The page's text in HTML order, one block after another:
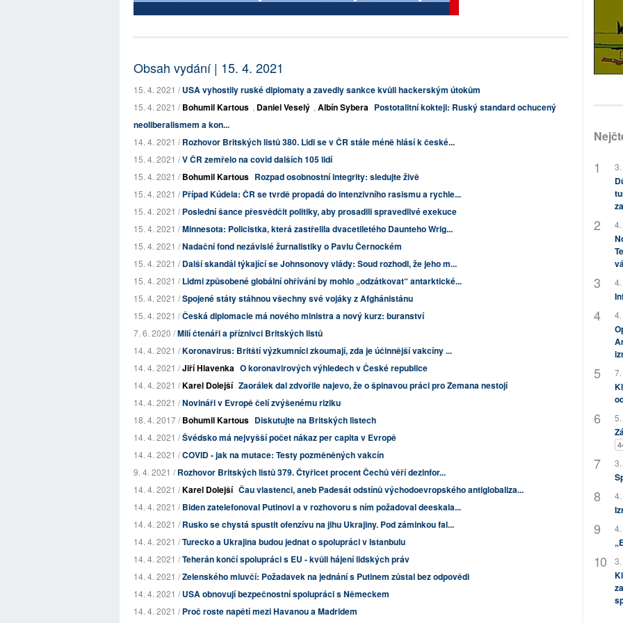
Obsah vydání | 15. 4. 2021
15. 4. 2021 /USA vyhostily ruské diplomaty a zavedly sankce kvůli hackerským útokům
15. 4. 2021 /Bohumil Kartous , Daniel Veselý , Albín Sybera Postotalitní koktejl: Ruský standard ochucený
neoliberalismem a kon...
14. 4. 2021 /Rozhovor Britských listů 380. Lidi se v ČR stále méně hlásí k české...
15. 4. 2021 /V ČR zemřelo na covid dalších 105 lidí
15. 4. 2021 /Bohumil Kartous Rozpad osobnostní integrity: sledujte živě
15. 4. 2021 /Případ Kúdela: ČR se tvrdě propadá do intenzivního rasismu a rychle...
15. 4. 2021 /Poslední šance přesvědčit politiky, aby prosadili spravedlivé exekuce
15. 4. 2021 /Minnesota: Policistka, která zastřelila dvacetiletého Daunteho Wrig...
15. 4. 2021 /Nadační fond nezávislé žurnalistiky o Pavlu Černockém
15. 4. 2021 /Další skandál týkající se Johnsonovy vlády: Soud rozhodl, že jeho m...
15. 4. 2021 /Lidmi způsobené globální ohřívání by mohlo „odzátkovat“ antarktické...
15. 4. 2021 /Spojené státy stáhnou všechny své vojáky z Afghánistánu
15. 4. 2021 /Česká diplomacie má nového ministra a nový kurz: buranství
7. 6. 2020 /Milí čtenáři a příznivci Britských listů
14. 4. 2021 /Koronavirus: Britští výzkumníci zkoumají, zda je účinnější vakcíny ...
14. 4. 2021 /Jiří Hlavenka O koronavirových výhledech v České republice
14. 4. 2021 /Karel Dolejší Zaorálek dal zdvořile najevo, že o špinavou práci pro Zemana nestojí
14. 4. 2021 /Novináři v Evropě čelí zvýšenému riziku
18. 4. 2017 /Bohumil Kartous Diskutujte na Britských listech
14. 4. 2021 /Švédsko má nejvyšší počet nákaz per capita v Evropě
14. 4. 2021 /COVID - jak na mutace: Testy pozměněných vakcín
9. 4. 2021 /Rozhovor Britských listů 379. Čtyřicet procent Čechů věří dezinfor...
14. 4. 2021 /Karel Dolejší Čau vlastenci, aneb Padesát odstínů východoevropského antiglobaliza...
14. 4. 2021 /Biden zatelefonoval Putinovi a v rozhovoru s ním požadoval deeskala...
14. 4. 2021 /Rusko se chystá spustit ofenzívu na jihu Ukrajiny. Pod záminkou fal...
14. 4. 2021 /Turecko a Ukrajina budou jednat o spolupráci v Istanbulu
14. 4. 2021 /Teherán končí spolupráci s EU - kvůli hájení lidských práv
14. 4. 2021 /Zelenského mluvčí: Požadavek na jednání s Putinem zůstal bez odpovědi
14. 4. 2021 /USA obnovují bezpečnostní spolupráci s Německem
14. 4. 2021 /Proč roste napětí mezi Havanou a Madridem